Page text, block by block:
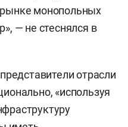
монопольных
— не стеснялся в
отрасли
«используя